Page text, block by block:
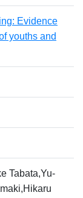
Evidence
youths and
Tabata,Yu-